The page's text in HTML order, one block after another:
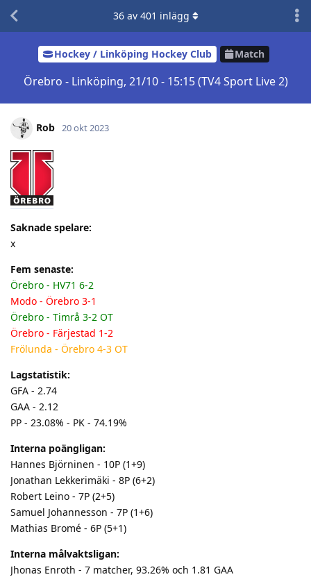
Hockey / Linköping Hockey Club Match
Örebro - Linköping, 21/10 - 15:15 (TV4 Sport Live 2)
36av 401 inlägg
Rob 20 okt 2023
Saknade spelare:
x
Fem senaste:
Örebro - HV71 6-2
Modo - Örebro 3-1
Örebro - Timrå 3-2 OT
Örebro - Färjestad 1-2
Frölunda - Örebro 4-3 OT
Lagstatistik:
GFA - 2.74
GAA - 2.12
PP - 23.08% - PK - 74.19%
Interna poängligan:
Hannes Björninen - 10P (1+9)
Jonathan Lekkerimäki - 8P (6+2)
Robert Leino - 7P (2+5)
Samuel Johannesson - 7P (1+6)
Mathias Bromé - 6P (5+1)
Interna målvaktsligan:
Jhonas Enroth - 7 matcher, 93.26% och 1.81 GAA